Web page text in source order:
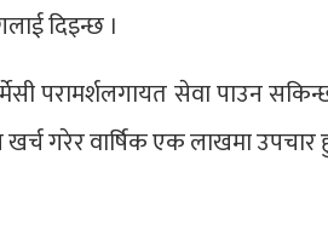
दिइन्छ ।
परामर्शलगायत सेवा पाउन
गरेर वार्षिक एक लाखमा उपचार